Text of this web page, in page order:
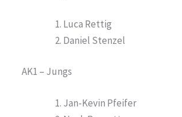
Luca Rettig
Daniel Stenzel
AK1 – Jungs
Jan-Kevin Pfeifer